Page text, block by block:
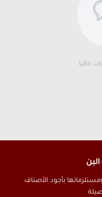
حاليا
بأجود الأصناف